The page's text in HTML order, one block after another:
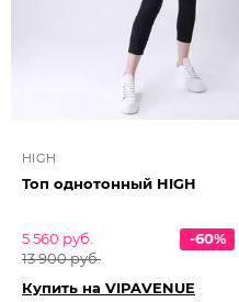
HIGH
Топ однотонный HIGH
5 560 руб.
13 900 руб.
-60%
Купить на VIPAVENUE